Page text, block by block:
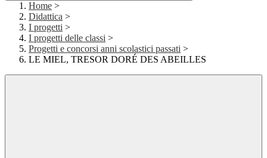
Home >
Didattica >
I progetti >
I progetti delle classi >
Progetti e concorsi anni scolastici passati >
LE MIEL, TRESOR DORÉ DES ABEILLES